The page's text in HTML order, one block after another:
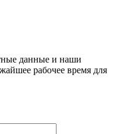
данные и наши
рабочее время для